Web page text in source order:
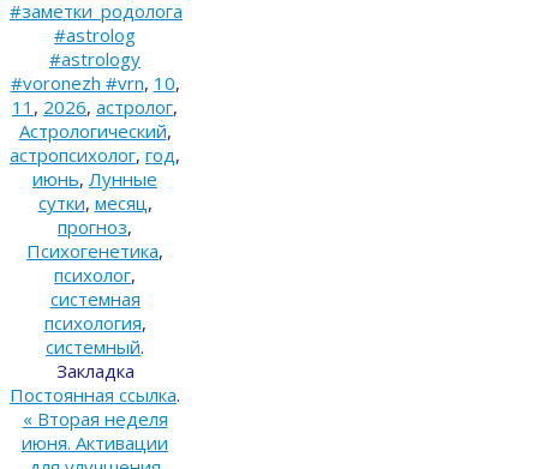
#заметки_родолога
#astrolog
#astrology
#voronezh #vrn, 10,
11 , 2026, астролог,
Астрологический,
астропсихолог, год,
июнь, Лунные
сутки, месяц,
прогноз,
Психогенетика,
психолог,
системная
психология,
системный.
Закладка
Постоянная ссылка.
«Вторая неделя
июня. Активации